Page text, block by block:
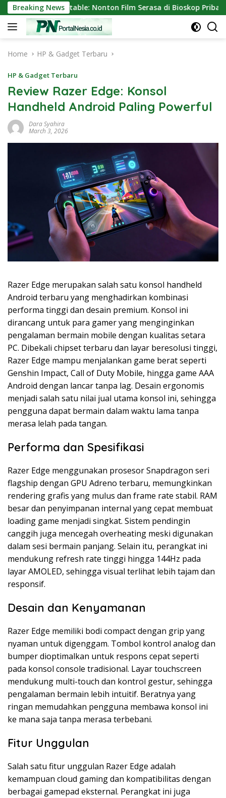
Skip
to
content
Breaking News
Mini Portable: Nonton Film Serasa di Bioskop Pribadi Rumah
Home HP & Gadget Terbaru
HP & Gadget Terbaru
Review Razer Edge: Konsol
Handheld Android Paling Powerful
Dara Syahira
March 3, 2026
Razer Edge merupakan salah satu konsol handheld
Android terbaru yang menghadirkan kombinasi
performa tinggi dan desain premium. Konsol ini
dirancang untuk para gamer yang menginginkan
pengalaman bermain mobile dengan kualitas setara
PC. Dibekali chipset terbaru dan layar beresolusi tinggi,
Razer Edge mampu menjalankan game berat seperti
Genshin Impact, Call of Duty Mobile, hingga game AAA
Android dengan lancar tanpa lag. Desain ergonomis
menjadi salah satu nilai jual utama konsol ini, sehingga
pengguna dapat bermain dalam waktu lama tanpa
merasa lelah pada tangan.
Performa dan Spesifikasi
Razer Edge menggunakan prosesor Snapdragon seri
flagship dengan GPU Adreno terbaru, memungkinkan
rendering grafis yang mulus dan frame rate stabil. RAM
besar dan penyimpanan internal yang cepat membuat
loading game menjadi singkat. Sistem pendingin
canggih juga mencegah overheating meski digunakan
dalam sesi bermain panjang. Selain itu, perangkat ini
mendukung refresh rate tinggi hingga 144Hz pada
layar AMOLED, sehingga visual terlihat lebih tajam dan
responsif.
Desain dan Kenyamanan
Razer Edge memiliki bodi compact dengan grip yang
nyaman untuk digenggam. Tombol kontrol analog dan
bumper dioptimalkan untuk respons cepat seperti
pada konsol console tradisional. Layar touchscreen
mendukung multi-touch dan kontrol gestur, sehingga
pengalaman bermain lebih intuitif. Beratnya yang
ringan memudahkan pengguna membawa konsol ini
ke mana saja tanpa merasa terbebani.
Fitur Unggulan
Salah satu fitur unggulan Razer Edge adalah
kemampuan cloud gaming dan kompatibilitas dengan
berbagai gamepad eksternal. Perangkat ini juga